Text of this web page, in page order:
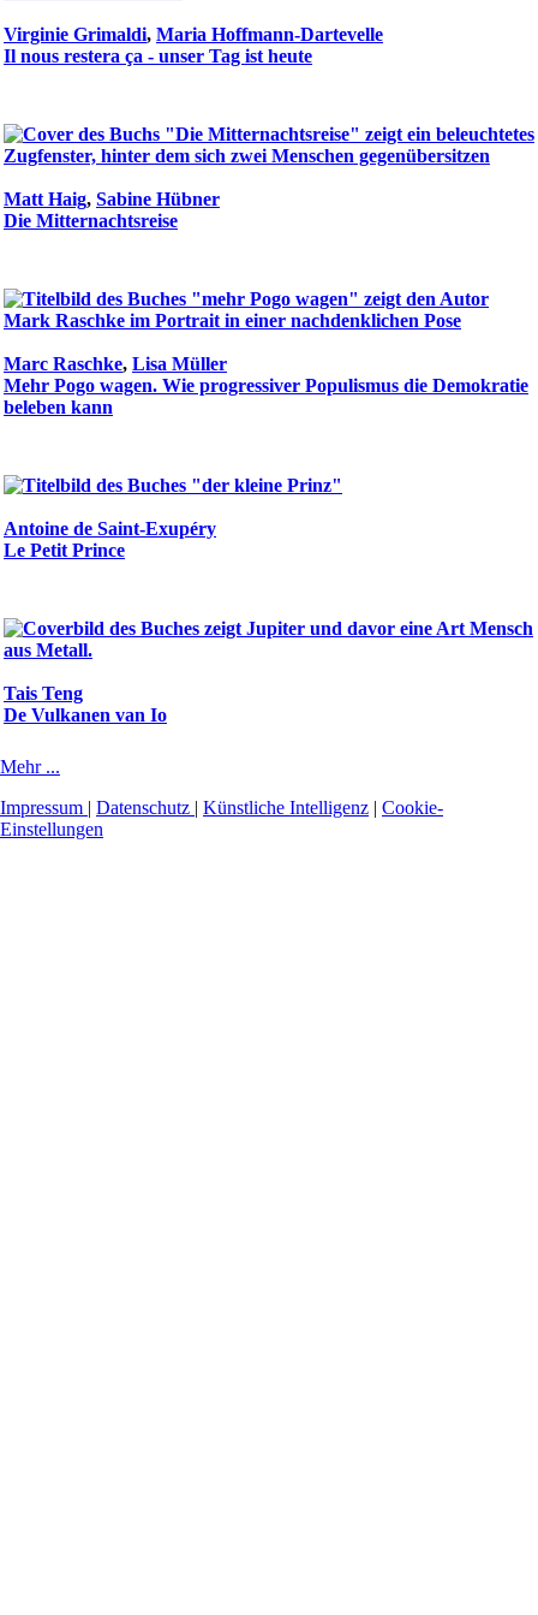
Virginie Grimaldi, Maria Hoffmann-Dartevelle
Il nous restera ça - unser Tag ist heute
Matt Haig, Sabine Hübner
Die Mitternachtsreise
Marc Raschke, Lisa Müller
Mehr Pogo wagen. Wie progressiver Populismus die Demokratie
beleben kann
Antoine de Saint-Exupéry
Le Petit Prince
Tais Teng
De Vulkanen van Io
Mehr ...
Impressum | Datenschutz | Künstliche Intelligenz | Cookie-
Einstellungen